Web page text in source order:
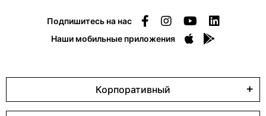
Подпишитесь на нас
Наши мобильные приложения
Корпоративный